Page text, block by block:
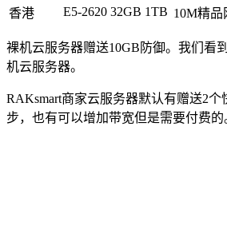
香港
E5-2620 32GB 1TB 10M精品
裸机云服务器赠送10GB防御。我们看
机云服务器。
RAKsmart商家云服务器默认有赠送2
步，也有可以增加带宽但是需要付费的